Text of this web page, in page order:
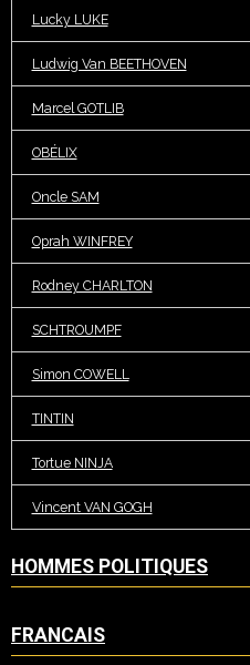
Lucky LUKE
Ludwig Van BEETHOVEN
Marcel GOTLIB
OBÉLIX
Oncle SAM
Oprah WINFREY
Rodney CHARLTON
SCHTROUMPF
Simon COWELL
TINTIN
Tortue NINJA
Vincent VAN GOGH
HOMMES POLITIQUES
FRANCAIS